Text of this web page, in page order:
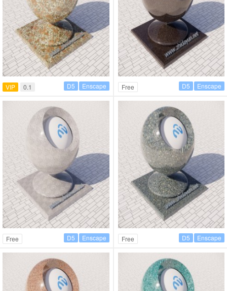
VIP 0.1 Enscape
D5 Free Enscape
D5
Free Enscape
D5 Free Enscape
D5